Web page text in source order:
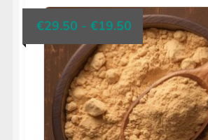
€19.50
-
€29.50